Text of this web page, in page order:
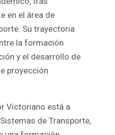
en el área de
Su trayectoria
la formación
y el desarrollo de
proyección
Victoriano está a
de Transporte,